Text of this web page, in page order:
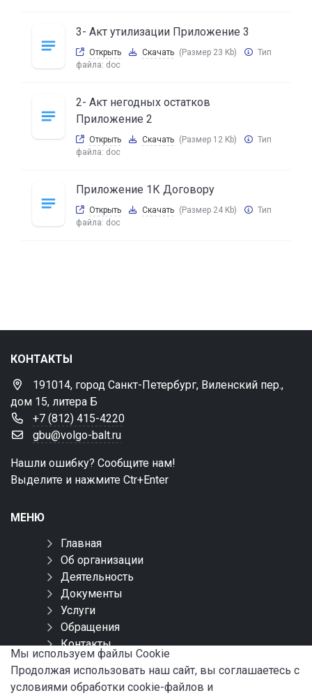
3- Акт утилизации Приложение 3
Открыть Скачать (Размер 23 Kb)
Тип
файла: doc
2- Акт негодных остатков
Приложение 2
Открыть Скачать (Размер 12 Kb)
Тип
файла: doc
Приложение 1К Договору
Открыть Скачать (Размер 24 Kb)
Тип
файла: doc
КОНТАКТЫ
191014, город Санкт-Петербург, Виленский пер.,
дом 15, литера Б
+7 (812) 415-4220
gbu@volgo-balt.ru
Нашли ошибку? Сообщите нам!
Выделите и нажмите Ctr+Enter
МЕНЮ
Главная
Об организации
Деятельность
Документы
Услуги
Обращения
Контакты
Карта сайта
Мы используем файлы Сookie
Продолжая использовать наш сайт, вы соглашаетесь с
условиями обработки cookie-файлов и